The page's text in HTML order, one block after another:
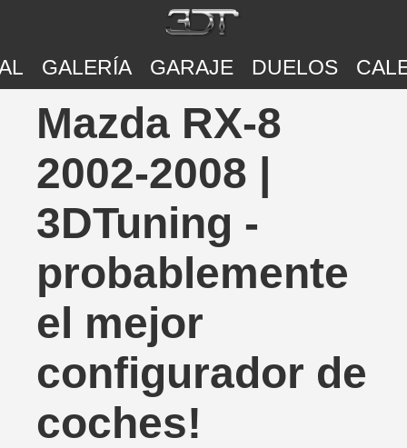
GALERÍA GARAJE DUELOS
Mazda RX-8
2002-2008 |
3DTuning -
probablemente
el mejor
configurador de
coches!